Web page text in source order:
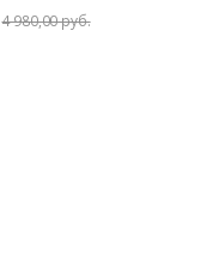
4 980,00 руб.